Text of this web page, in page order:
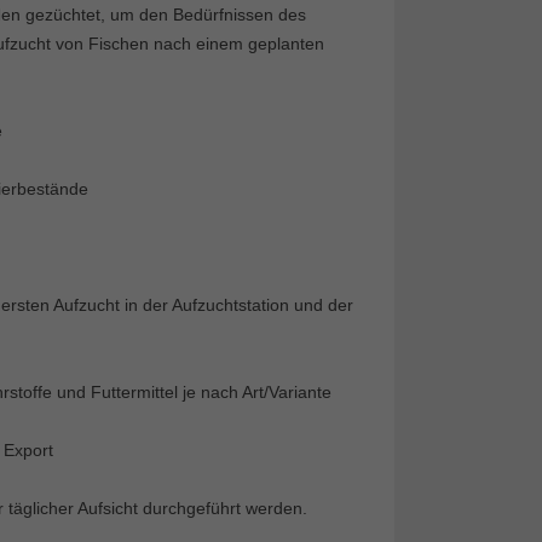
gezüchtet, um den Bedürfnissen des
von Fischen nach einem geplanten
Aufzucht in der Aufzuchtstation und der
und Futtermittel je nach Art/Variante
Export
Aufsicht durchgeführt werden.